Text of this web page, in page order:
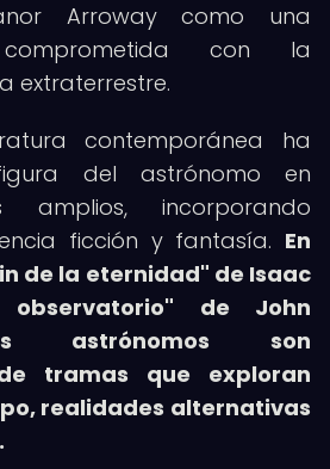
Arroway como una
comprometida con la
extraterrestre.
contemporánea ha
del astrónomo en
amplios, incorporando
ficción y fantasía. En
de la eternidad" de Isaac
de John
astrónomos son
tramas que exploran
realidades alternativas